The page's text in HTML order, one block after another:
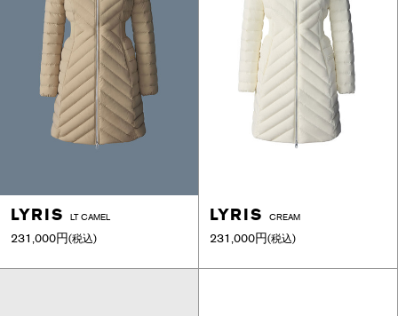
LYRIS LT CAMEL
231,000円(税込)
LYRIS CREAM
231,000円(税込)